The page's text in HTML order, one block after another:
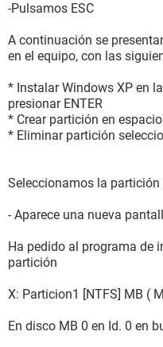
-Pulsamos ESC
A continuación se
en el equipo, con las
* Instalar Windows XP en
presionar ENTER
* Crear partición en
* Eliminar partición
Seleccionamos la
- Aparece una nueva
Ha pedido al programa de
partición
X: Particion1 [NTFS] MB (
En disco MB 0 en Id. 0 en